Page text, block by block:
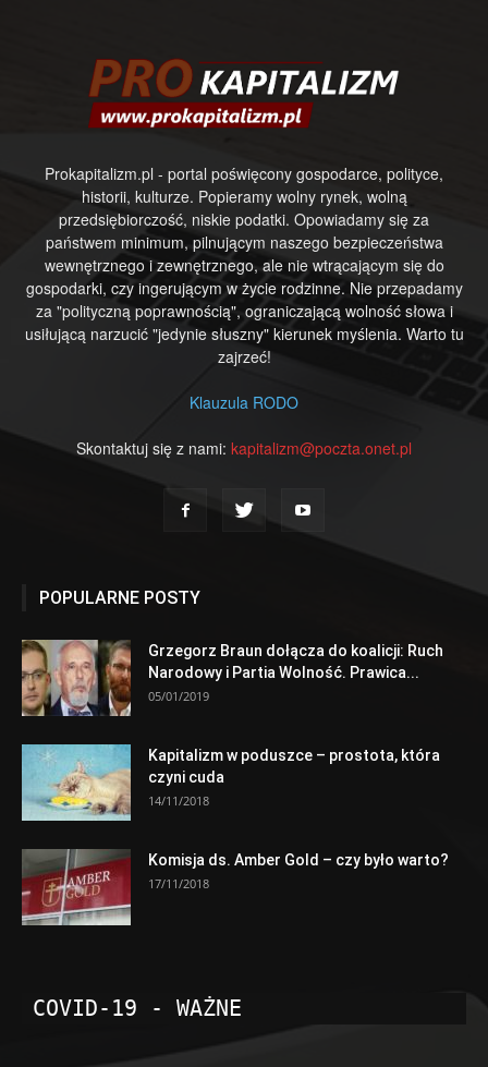
Prokapitalizm.pl - portal poświęcony gospodarce, polityce,
historii, kulturze. Popieramy wolny rynek, wolną
przedsiębiorczość, niskie podatki. Opowiadamy się za
państwem minimum, pilnującym naszego bezpieczeństwa
wewnętrznego i zewnętrznego, ale nie wtrącającym się do
gospodarki, czy ingerującym w życie rodzinne. Nie przepadamy
za "polityczną poprawnością", ograniczającą wolność słowa i
usiłującą narzucić "jedynie słuszny" kierunek myślenia. Warto tu
zajrzeć!
Klauzula RODO
Skontaktuj się z nami: kapitalizm@poczta.onet.pl
POPULARNE POSTY
Grzegorz Braun dołącza do koalicji: Ruch
Narodowy i Partia Wolność. Prawica...
05/01/2019
Kapitalizm w poduszce – prostota, która
czyni cuda
14/11/2018
Komisja ds. Amber Gold – czy było warto?
17/11/2018
COVID-19 - WAŻNE